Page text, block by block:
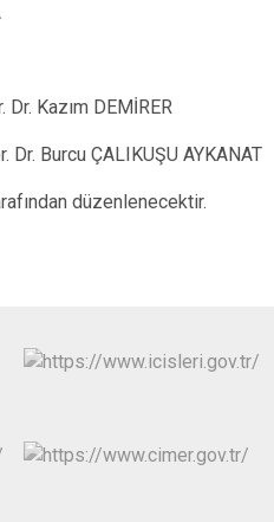
A
Dr. Kazım DEMİRER
Dr. Burcu ÇALIKUŞU AYKANAT
düzenlenecektir.